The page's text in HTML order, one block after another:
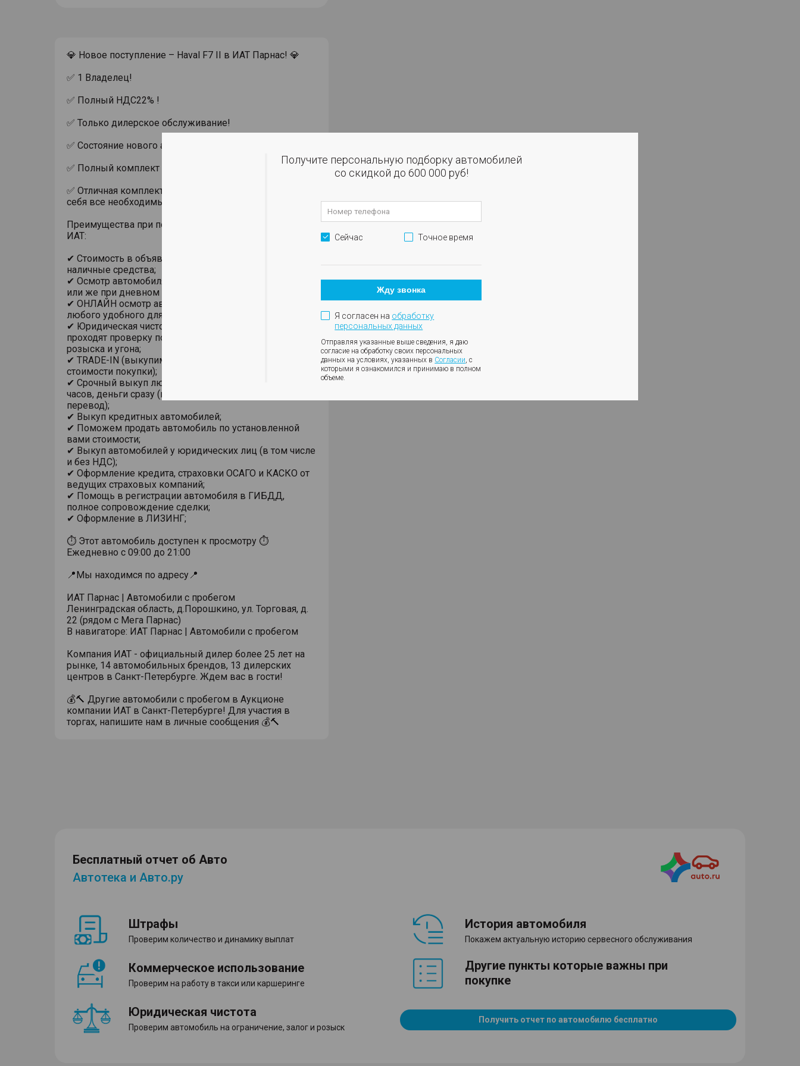
💎 Новое поступление – Haval F7 II в ИАТ Парнас! 💎
✅ 1 Владелец!
✅ Полный НДС22% !
✅ Только дилерское обслуживание!
✅ Состояние нового автомобиля!
✅ Полный комплект документов и ключей!
✅ Отличная комплектация Техно + , включающая в
себя все необходимые опции!
Преимущества при покупке автомобиля с пробегом в
ИАТ:
✔ Стоимость в объявлении актуальна при покупке за
наличные средства;
✔ Осмотр автомобиля в помещении, на подъемнике
или же при дневном свете;
✔ ОНЛАЙН осмотр автомобиля с использованием
любого удобного для Вас мессенджера;
✔ Юридическая чистота сделки. Все автомобили
проходят проверку по базам ГИБДД на предмет
розыска и угона;
✔ TRADE-IN (выкупим ваш автомобиль в зачет
стоимости покупки);
✔ Срочный выкуп любого автомобиля в течении 2-х
часов, деньги сразу (на карту, наличными из кассы,
перевод);
✔ Выкуп кредитных автомобилей;
✔ Поможем продать автомобиль по установленной
вами стоимости;
✔ Выкуп автомобилей у юридических лиц (в том числе
и без НДС);
✔ Оформление кредита, страховки ОСАГО и КАСКО от
ведущих страховых компаний;
✔ Помощь в регистрации автомобиля в ГИБДД,
полное сопровождение сделки;
✔ Оформление в ЛИЗИНГ;
⏱ Этот автомобиль доступен к просмотру ⏱
Ежедневно с 09:00 до 21:00
📍Мы находимся по адресу📍
ИАТ Парнас | Автомобили с пробегом
Ленинградская область, д.Порошкино, ул. Торговая, д.
22 (рядом с Мега Парнас)
В навигаторе: ИАТ Парнас | Автомобили с пробегом
Компания ИАТ - официальный дилер более 25 лет на
рынке, 14 автомобильных брендов, 13 дилерских
центров в Санкт-Петербурге. Ждем вас в гости!
💰🔨 Другие автомобили с пробегом в Аукционе
компании ИАТ в Санкт-Петербурге! Для участия в
торгах, напишите нам в личные сообщения 💰🔨
Бесплатный отчет об Авто
Автотека и Авто.ру
Штрафы
Проверим количество и динамику выплат
Коммерческое использование
Проверим на работу в такси или каршеринге
Юридическая чистота
Проверим автомобиль на ограничение, залог и розыск
История автомобиля
Покажем актуальную историю сервесного обслуживания
Другие пункты которые важны при
покупке
Получить отчет по автомобилю бесплатно
Получите персональную подборку автомобилей
со скидкой до 600 000 руб!
Сейчас Точное время
Жду звонка
Я согласен на обработку
персональных данных
Отправляя указанные выше сведения, я даю
согласие на обработку своих персональных
данных на условиях, указанных в Согласии, с
которыми я ознакомился и принимаю в полном
объеме.